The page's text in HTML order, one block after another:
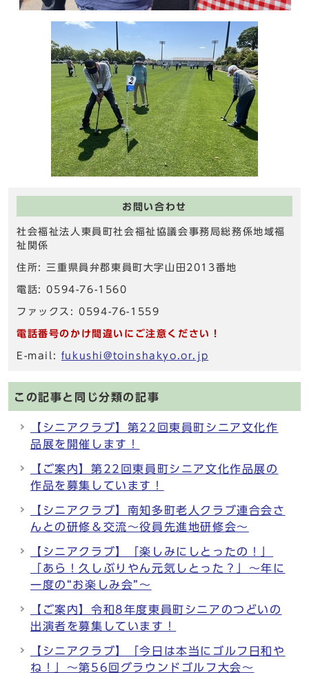
お問い合わせ
社会福祉法人東員町社会福祉協議会事務局総務係地域福
祉関係
住所: 三重県員弁郡東員町大字山田2013番地
電話: 0594-76-1560
ファックス: 0594-76-1559
電話番号のかけ間違いにご注意ください！
E-mail: fukushi@toinshakyo.or.jp
この記事と同じ分類の記事
【シニアクラブ】第22回東員町シニア文化作
品展を開催します！
【ご案内】第22回東員町シニア文化作品展の
作品を募集しています！
【シニアクラブ】南知多町老人クラブ連合会さ
んとの研修＆交流～役員先進地研修会～
【シニアクラブ】「楽しみにしとったの！」
「あら！久しぶりやん元気しとった？」～年に
一度の“お楽しみ会”～
【ご案内】令和8年度東員町シニアのつどいの
出演者を募集しています！
【シニアクラブ】「今日は本当にゴルフ日和や
ね！」～第56回グラウンドゴルフ大会～